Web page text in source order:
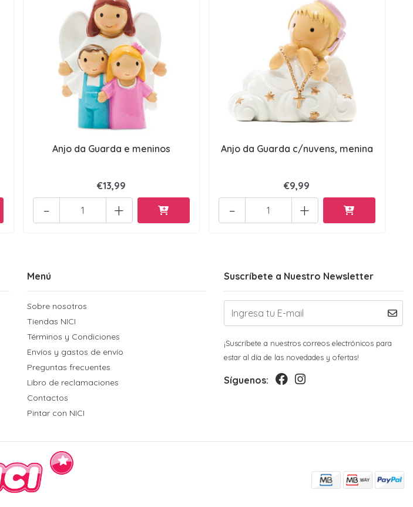
Anjo da Guarda e meninos
€13,99
+
-
Anjo da Guarda c/nuvens, menina
€9,99
+
-
Menú
Sobre nosotros
Tiendas NICI
Términos y Condiciones
Envíos y gastos de envío
Preguntas frecuentes
Libro de reclamaciones
Contactos
Pintar con NICI
Suscríbete a Nuestro Newsletter
¡Suscríbete a nuestros correos electrónicos para
estar al día de las novedades y ofertas!
Síguenos: